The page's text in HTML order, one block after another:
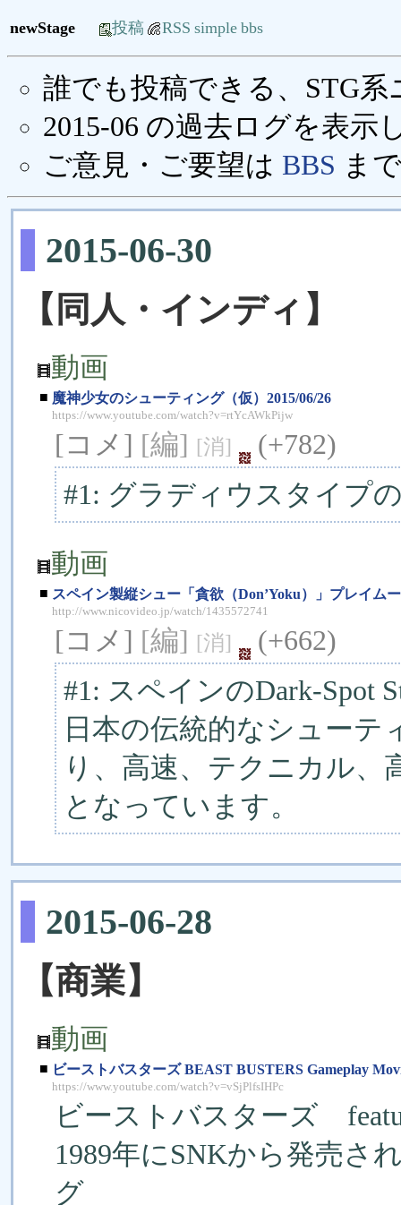
newStage 投稿 RSS simple bbs
誰でも投稿できる、STG
2015-06 の過去ログを表示
ご意見・ご要望は BBS ま
2015-06-30
【同人・インディ】
動画
■ 魔神少女のシューティング（仮）2015/06/26
https://www.youtube.com/watch?v=rtYcAWkPijw
[コメ] [編] [消]
(+782)
#1: グラディウスタイプ
動画
■ スペイン製縦シュー「貪欲（Don’Yoku）」プレイム
http://www.nicovideo.jp/watch/1435572741
[コメ] [編] [消]
(+662)
#1: スペインのDark-Spot
日本の伝統的なシュー
り、高速、テクニカル
となっています。
2015-06-28
【商業】
動画
■ ビーストバスターズ BEAST BUSTERS Gameplay
https://www.youtube.com/watch?v=vSjPlfsIHPc
ビーストバスターズ
1989年にSNKから発売さ
グ